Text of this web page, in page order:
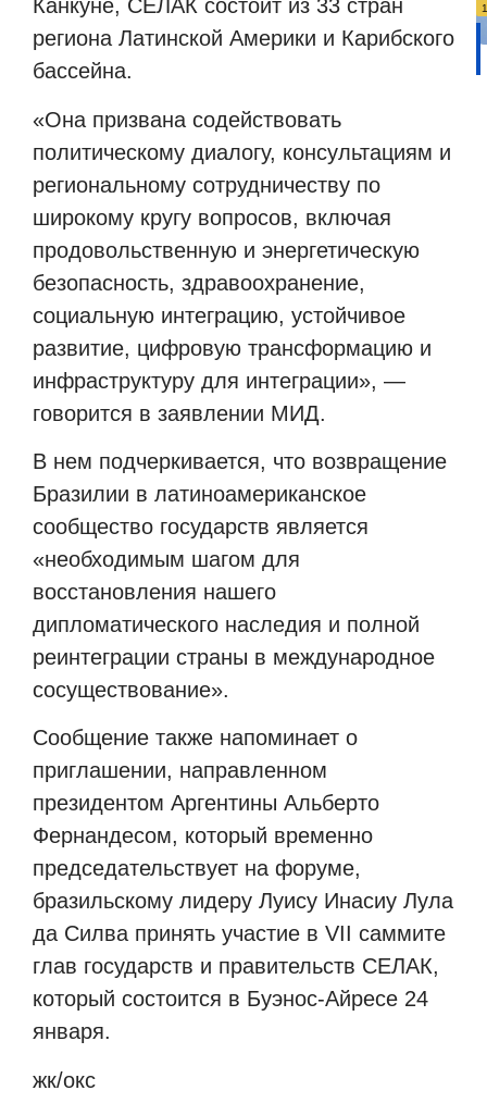
Канкуне, СЕЛАК состоит из 33 стран
региона Латинской Америки и Карибского
бассейна.
«Она призвана содействовать
политическому диалогу, консультациям и
региональному сотрудничеству по
широкому кругу вопросов, включая
продовольственную и энергетическую
безопасность, здравоохранение,
социальную интеграцию, устойчивое
развитие, цифровую трансформацию и
инфраструктуру для интеграции», —
говорится в заявлении МИД.
В нем подчеркивается, что возвращение
Бразилии в латиноамериканское
сообщество государств является
«необходимым шагом для
восстановления нашего
дипломатического наследия и полной
реинтеграции страны в международное
сосуществование».
Сообщение также напоминает о
приглашении, направленном
президентом Аргентины Альберто
Фернандесом, который временно
председательствует на форуме,
бразильскому лидеру Луису Инасиу Лула
да Силва принять участие в VII саммите
глав государств и правительств СЕЛАК,
который состоится в Буэнос-Айресе 24
января.
жк/oкс